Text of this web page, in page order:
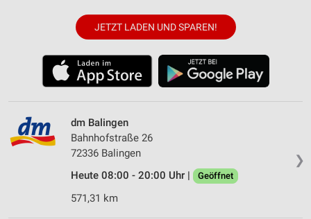
JETZT LADEN UND SPAREN!
❯
dm Balingen
Bahnhofstraße 26
72336 Balingen
Heute 08:00 - 20:00 Uhr |
Geöffnet
571,31 km